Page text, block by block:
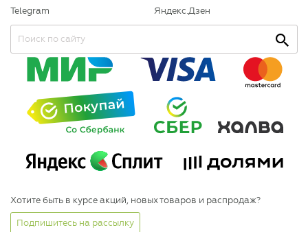
Telegram
Яндекс.Дзен
Хотите быть в курсе акций, новых товаров и распродаж?
Подпишитесь на рассылку